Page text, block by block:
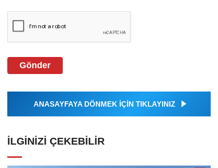
Gönder
ANASAYFAYA DÖNMEK İÇİN TIKLAYINIZ
İLGINIZI ÇEKEBILIR